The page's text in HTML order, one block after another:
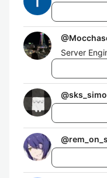
@
Server
@
@